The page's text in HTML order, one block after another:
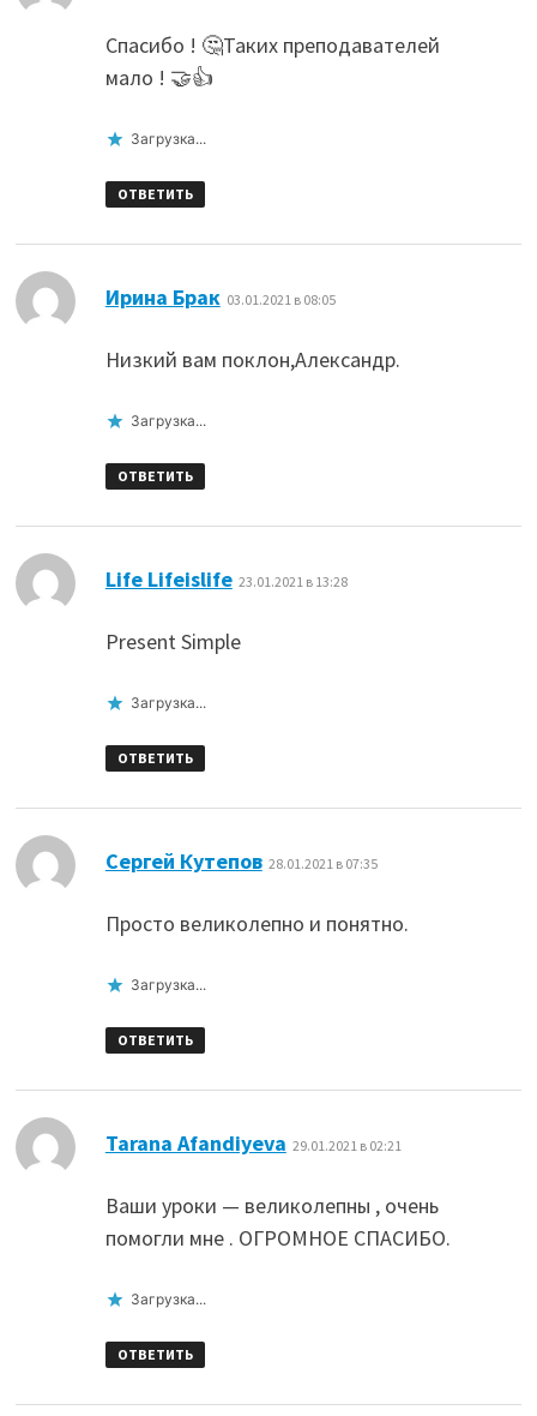
Cпасибо ! 🤔Таких преподавателей
мало ! 🤝👍
Загрузка...
ОТВЕТИТЬ
Ирина Брак 03.01.2021 в 08:05
Низкий вам поклон,Александр.
Загрузка...
ОТВЕТИТЬ
Life Lifeislife: 23.01.2021 в 13:28
Present Simple
Загрузка...
ОТВЕТИТЬ
Сергей Кутепов: 28.01.2021 в 07:35
Просто великолепно и понятно.
Загрузка...
ОТВЕТИТЬ
Tarana Afandiyeva 29.01.2021 в 02:21
Ваши уроки — великолепны , очень
помогли мне . ОГРОМНОЕ СПАСИБО.
Загрузка...
ОТВЕТИТЬ